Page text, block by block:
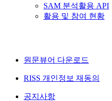
SAM 분석활용 API
활용 및 참여 현황
원문뷰어 다운로드
RISS 개인정보 재동의
공지사항